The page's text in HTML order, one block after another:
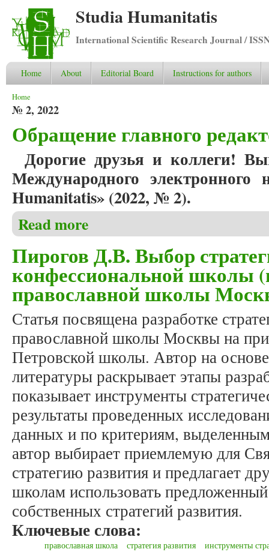
Studia Humanitatis
International Scientific Research Journal /
Home About Editorial Board Instructions for authors
You are here
Home
№ 2, 2022
Обращение главного
Дорогие друзья и коллеги!
Международного электронного
Humanitatis» (2022, № 2).
Read more
Пирогов Д.В. Выбор
конфессиональной школы
православной школы
Статья посвящена разработке
православной школы Москвы на
Петровской школы. Автор на
литературы раскрывает этапы
показывает инструменты
результаты проведенных
данных и по критериям,
автор выбирает приемлемую для
стратегию развития и предлагает
школам использовать
собственных стратегий развития.
Ключевые слова:
православная школа стратегия развития инструменты